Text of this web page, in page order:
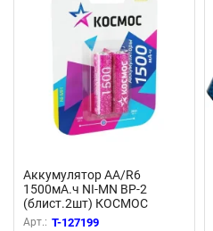
Аккумулятор AA/R6
1500мА.ч NI-MN BP-2
(блист.2шт) КОСМОС
KOCR6NIMH(1500mA)
Арт.: T-127199